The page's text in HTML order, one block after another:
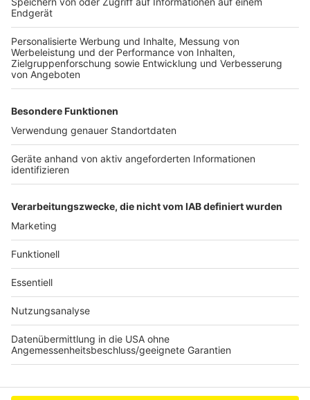
12.11. Bedburg Rathaus von 11.00 - 15.00 Uhr
16.11. Wesseling Rathaus von 11.00 - 15.00 Uhr
19.11. Kerpen Bürgerzentrum, Mannheimer Ring von
11.00 - 15.00 Uhr
23.11. Hürth, Jugendzentrum, Bonnstraße von 11.00 -
15.00 Uhr
26.11. Bedburg Rathaus von 10.00 - 12.00 Uhr
26.11. Elsdorf, Pfarrheim Berrendorf von 13.00 -15.00
Uhr
Anzeige
Anzeige